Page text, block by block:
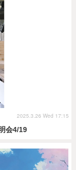
会4/19
2025.3.26 Wed 17:15